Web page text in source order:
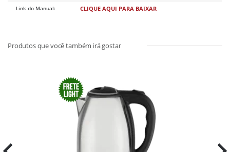
Link do Manual:
CLIQUE AQUI PARA BAIXAR